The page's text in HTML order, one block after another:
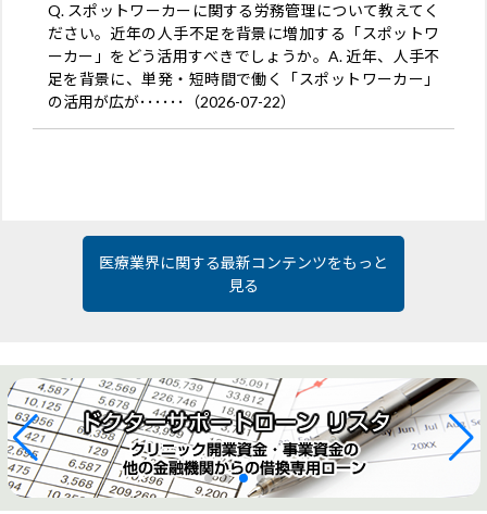
Q. スポットワーカーに関する労務管理について教えてく
ださい。近年の人手不足を背景に増加する「スポットワ
ーカー」をどう活用すべきでしょうか。A. 近年、人手不
足を背景に、単発・短時間で働く「スポットワーカー」
の活用が広が･･････（2026-07-22）
医療業界に関する最新コンテンツをもっと
見る